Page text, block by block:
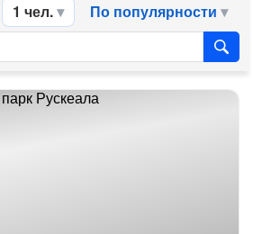
1 чел. По популярности